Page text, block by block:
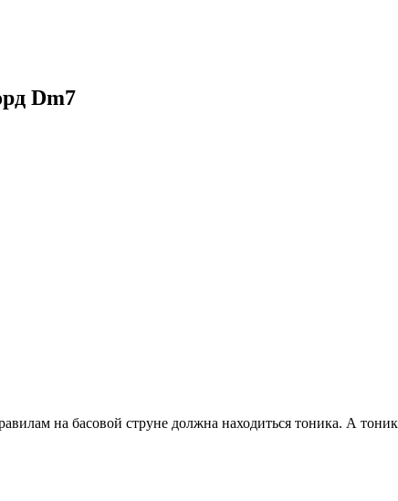
Dm7
на басовой струне должна находиться тоника. А